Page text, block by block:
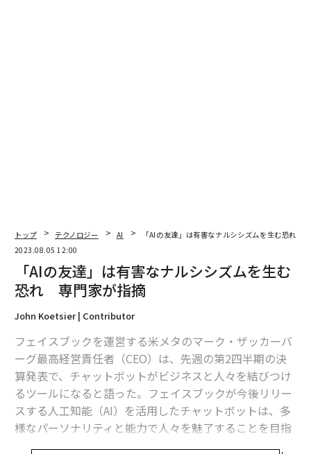
メンバーシップに登録する
関連記事
トップ テクノロジー AI
「AIの友達」は有害なナルシシズムを生む恐れ
2023.08.05 12:00
「AIの友達」は有害なナルシシズムを生む
恐れ 専門家が指摘
John Koetsier | Contributor
フェイスブックを運営する米メタのマーク・ザッカーバ
ーグ最高経営責任者（CEO）は、先週の第2四半期の決
算発表で、チャットボットがビジネスと人々を結びつけ
るツールになると語った。フェイスブックが今後リリー
スする人工知能（AI）を活用したチャットボットは、多
様なパーソナリティと能力で人々を魅了することを目指
していると報じられている。